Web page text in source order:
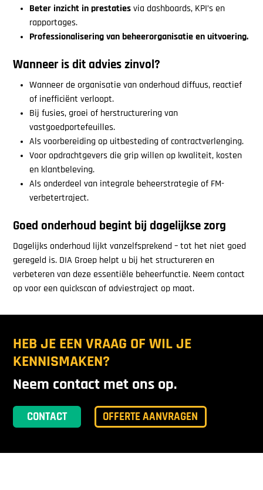
Beter inzicht in prestatiesvia dashboards, KPI’s en
rapportages.
Professionalisering van beheerorganisatie en uitvoering.
Wanneer is dit advies zinvol?
Wanneer de organisatie van onderhoud diffuus, reactief
of inefficiënt verloopt.
Bij fusies, groei of herstructurering van
vastgoedportefeuilles.
Als voorbereiding op uitbesteding of contractverlenging.
Voor opdrachtgevers die grip willen op kwaliteit, kosten
en klantbeleving.
Als onderdeel van integrale beheerstrategie of FM-
verbetertraject.
Goed onderhoud begint bij dagelijkse zorg
Dagelijks onderhoud lijkt vanzelfsprekend – tot het niet goed
geregeld is. DIA Groep helpt u bij het structureren en
verbeteren van deze essentiële beheerfunctie. Neem contact
op voor een quickscan of adviestraject op maat.
HEB JE EEN VRAAG OF WIL JE
KENNISMAKEN?
Neem contact met ons op.
CONTACT OFFERTE AANVRAGEN